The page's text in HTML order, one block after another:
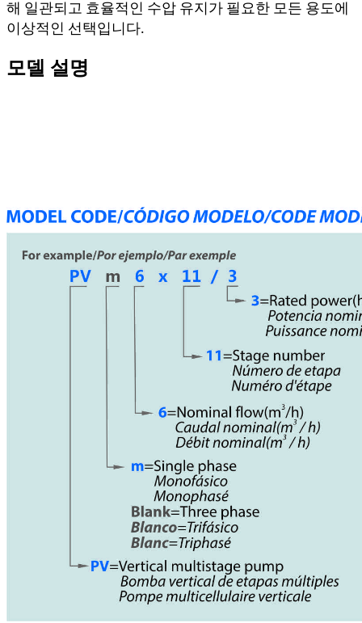
해 일관되고 효율적인 수압 유지가 필요한 모든 용도에
이상적인 선택입니다.
모델 설명